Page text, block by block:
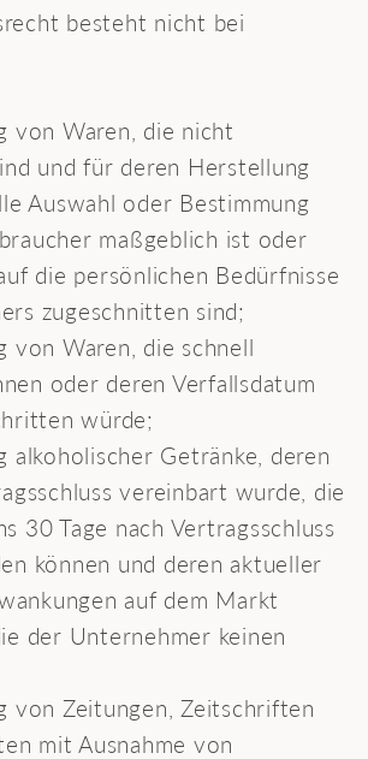
besteht nicht bei
von Waren, die nicht
und für deren Herstellung
Auswahl oder Bestimmung
maßgeblich ist oder
die persönlichen Bedürfnisse
zugeschnitten sind;
von Waren, die schnell
oder deren Verfallsdatum
würde;
alkoholischer Getränke, deren
vereinbart wurde, die
30 Tage nach Vertragsschluss
können und deren aktueller
auf dem Markt
der Unternehmer keinen
von Zeitungen, Zeitschriften
mit Ausnahme von